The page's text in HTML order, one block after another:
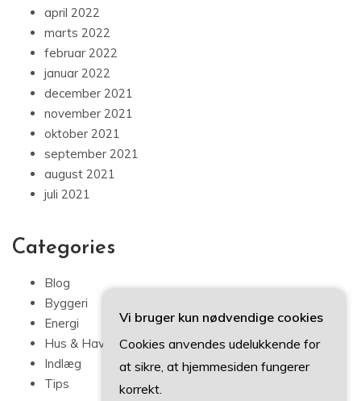
april 2022
marts 2022
februar 2022
januar 2022
december 2021
november 2021
oktober 2021
september 2021
august 2021
juli 2021
Categories
Blog
Byggeri
Energi
Hus & Have
Indlæg
Tips
Vi bruger kun nødvendige cookies
Cookies anvendes udelukkende for
at sikre, at hjemmesiden fungerer
korrekt.